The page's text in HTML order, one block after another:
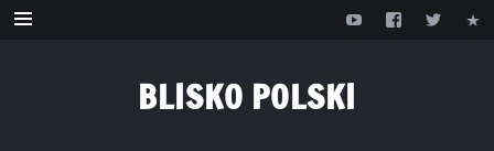
Przejdź
BLISKO POLSKI